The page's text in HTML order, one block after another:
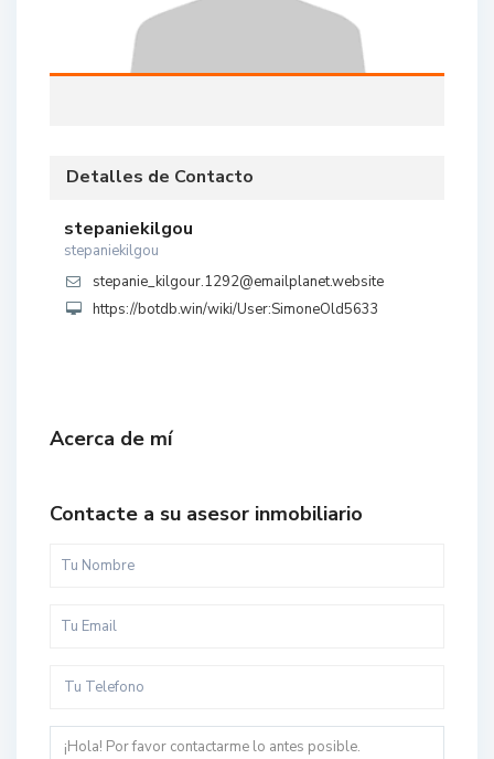
Detalles de Contacto
stepaniekilgou
stepaniekilgou
stepanie_kilgour.1292@emailplanet.website
https://botdb.win/wiki/User:SimoneOld5633
Acerca de mí
Contacte a su asesor inmobiliario